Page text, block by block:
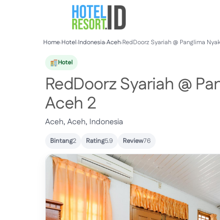
Home›Hotel›Indonesia›Aceh›RedDoorz Syariah @ Panglima
Hotel
RedDoorz Syariah @
Aceh 2
Aceh, Aceh, Indonesia
Bintang2 Rating5.9 Review76